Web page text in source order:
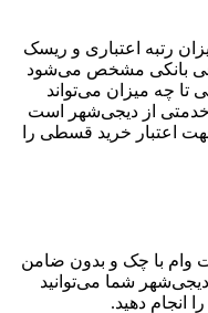
رتبه اعتباری و ریسک
بانکی مشخص می‌شود
تا چه میزان می‌تواند
خدمتی از دیجی‌شهر است
اعتبار خرید قسطی را
وام با چک و بدون ضامن
دیجی‌شهر شما می‌توانید
انجام دهید.